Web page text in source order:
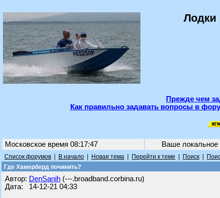
Лодки
Прежде чем
Как правильно задавать вопросы в
Московское время 08:17:47 Ваше
Список форумов В начало Новая тема Перейти к теме Поиск
Где Хамерберд починить?
Автор: DenSanih (---.broadband.corbina.ru)
Дата: 14-12-21 04:33